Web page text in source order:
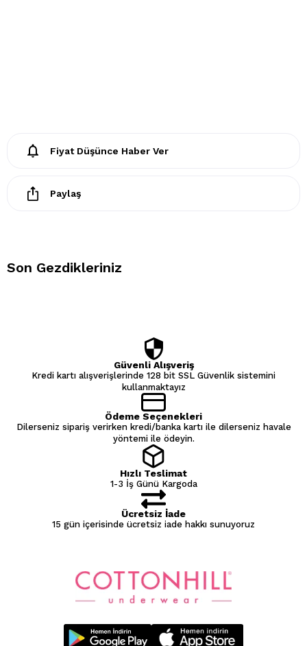
- Kuru temizleme işlemine izin verilemez.
Fiyat Düşünce Haber Ver
Paylaş
Son Gezdikleriniz
Güvenli Alışveriş
Kredi kartı alışverişlerinde 128 bit SSL Güvenlik sistemini
kullanmaktayız
Ödeme Seçenekleri
Dilerseniz sipariş verirken kredi/banka kartı ile dilerseniz havale
yöntemi ile ödeyin.
Hızlı Teslimat
1-3 İş Günü Kargoda
Ücretsiz İade
15 gün içerisinde ücretsiz iade hakkı sunuyoruz